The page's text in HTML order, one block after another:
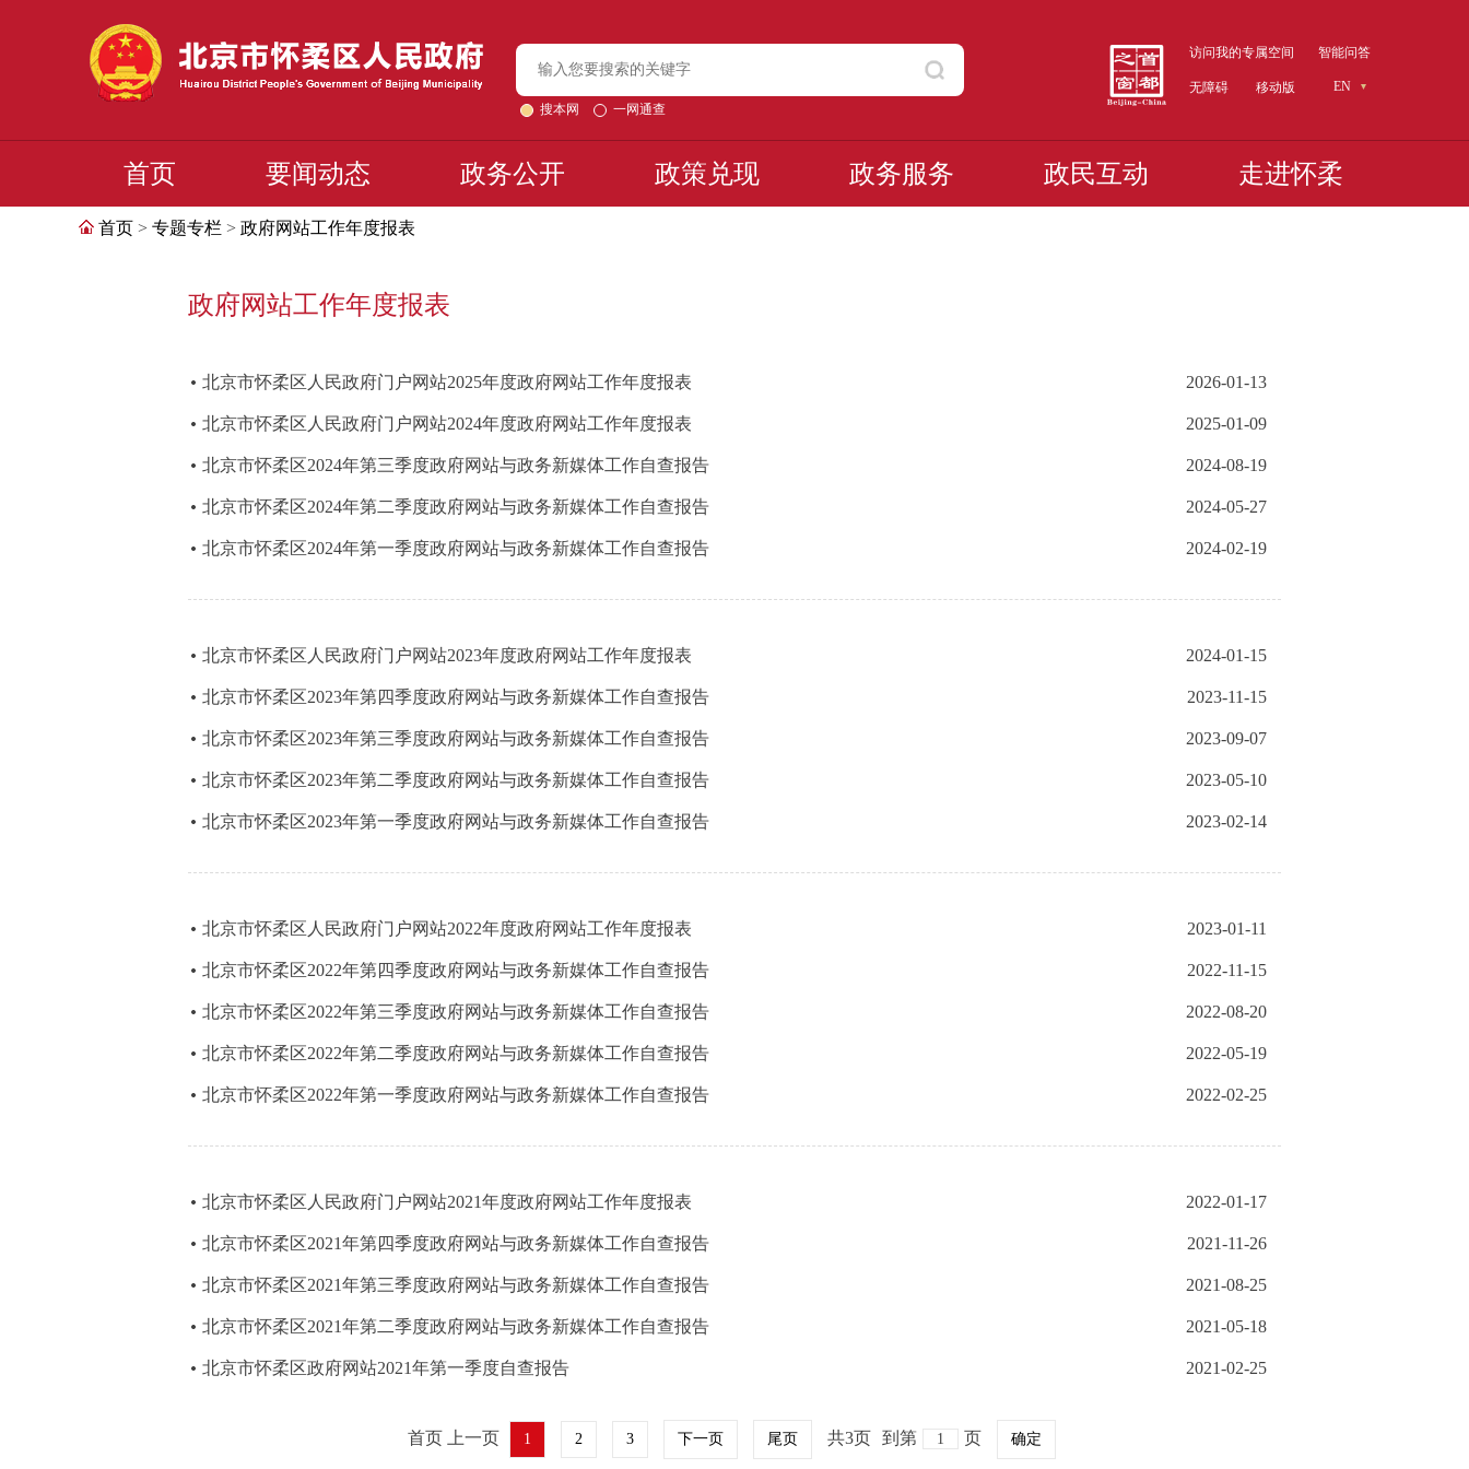
搜本网 一网通查
访问我的专属空间 智能问答
无障碍 移动版 EN
首页 要闻动态 政务公开 政策兑现 政务服务 政民互动 走进怀柔
首页 > 专题专栏 > 政府网站工作年度报表
政府网站工作年度报表
北京市怀柔区人民政府门户网站2025年度政府网站工作年度报表 2026-01-13
北京市怀柔区人民政府门户网站2024年度政府网站工作年度报表 2025-01-09
北京市怀柔区2024年第三季度政府网站与政务新媒体工作自查报告 2024-08-19
北京市怀柔区2024年第二季度政府网站与政务新媒体工作自查报告 2024-05-27
北京市怀柔区2024年第一季度政府网站与政务新媒体工作自查报告 2024-02-19
北京市怀柔区人民政府门户网站2023年度政府网站工作年度报表 2024-01-15
北京市怀柔区2023年第四季度政府网站与政务新媒体工作自查报告 2023-11-15
北京市怀柔区2023年第三季度政府网站与政务新媒体工作自查报告 2023-09-07
北京市怀柔区2023年第二季度政府网站与政务新媒体工作自查报告 2023-05-10
北京市怀柔区2023年第一季度政府网站与政务新媒体工作自查报告 2023-02-14
北京市怀柔区人民政府门户网站2022年度政府网站工作年度报表 2023-01-11
北京市怀柔区2022年第四季度政府网站与政务新媒体工作自查报告 2022-11-15
北京市怀柔区2022年第三季度政府网站与政务新媒体工作自查报告 2022-08-20
北京市怀柔区2022年第二季度政府网站与政务新媒体工作自查报告 2022-05-19
北京市怀柔区2022年第一季度政府网站与政务新媒体工作自查报告 2022-02-25
北京市怀柔区人民政府门户网站2021年度政府网站工作年度报表 2022-01-17
北京市怀柔区2021年第四季度政府网站与政务新媒体工作自查报告 2021-11-26
北京市怀柔区2021年第三季度政府网站与政务新媒体工作自查报告 2021-08-25
北京市怀柔区2021年第二季度政府网站与政务新媒体工作自查报告 2021-05-18
北京市怀柔区政府网站2021年第一季度自查报告 2021-02-25
首页 上一页 1 2 3 下一页 尾页 共3页 到第 页 确定